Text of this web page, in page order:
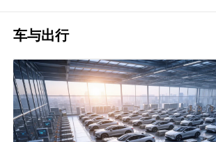
车与出行